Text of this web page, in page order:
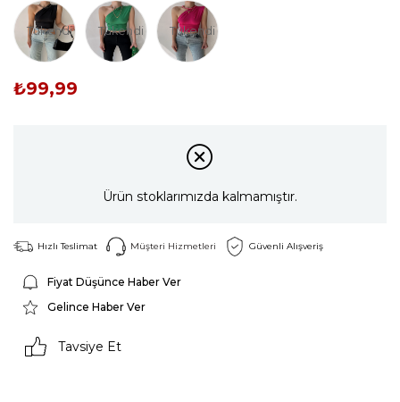
Tükendi Tükendi Tükendi
₺99,99
Ürün stoklarımızda kalmamıştır.
Hızlı Teslimat Müşteri Hizmetleri Güvenli Alışveriş
Fiyat Düşünce Haber Ver
Gelince Haber Ver
Tavsiye Et